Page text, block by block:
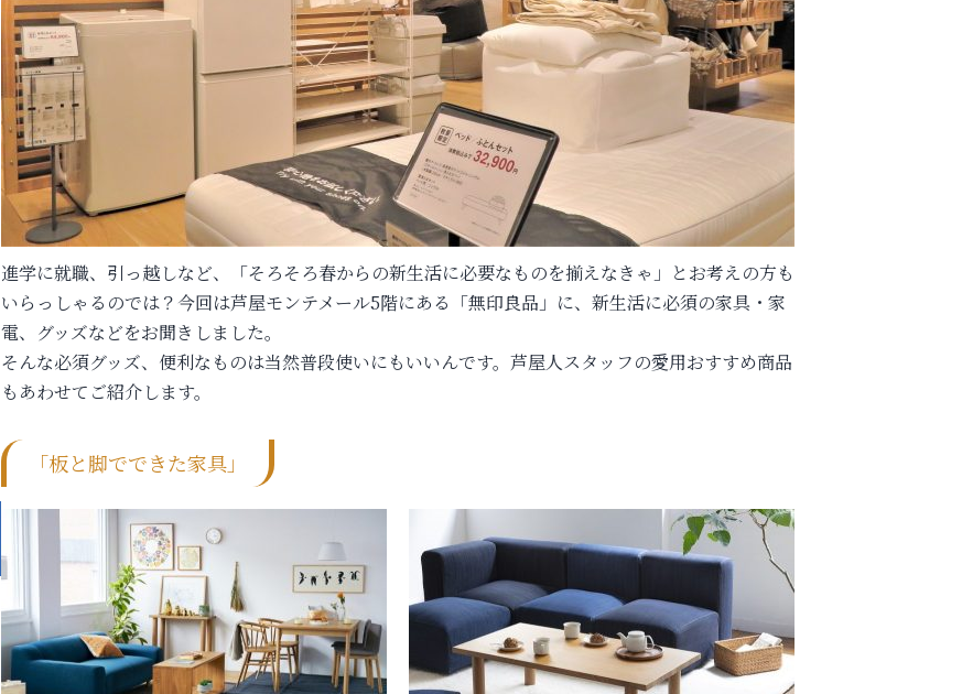
進学に就職、引っ越しなど、「そろそろ春からの新生活に必要なものを揃えなきゃ」とお考えの方も
いらっしゃるのでは？今回は芦屋モンテメール5階にある「無印良品」に、新生活に必須の家具・家
電、グッズなどをお聞きしました。
そんな必須グッズ、便利なものは当然普段使いにもいいんです。芦屋人スタッフの愛用おすすめ商品
もあわせてご紹介します。
「板と脚でできた家具」